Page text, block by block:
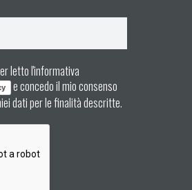
letto l'informativa
e concedo il mio consenso
dati per le finalità descritte.